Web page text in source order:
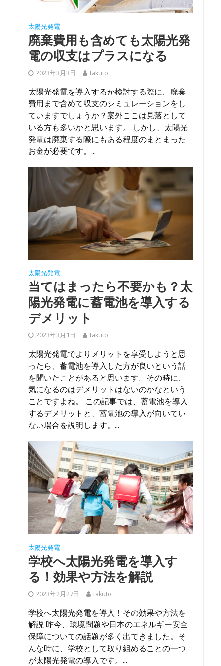
太陽光発電
廃棄費用も含めても太陽光発
電の収支はプラスになる
2023年3月3日 takuto
太陽光発電を導入するか検討する際に、廃棄
費用まで含めて収支のシミュレーションをし
ていますでしょうか？案外ここは見落として
いる方も多いかと思います。 しかし、太陽光
発電は廃棄する際にもある程度のまとまった
お金が必要です。...
太陽光発電
当てはまったら不要かも？太
陽光発電に蓄電池を導入する
デメリット
2023年3月1日 takuto
太陽光発電でよりメリットを享受しようと思
ったら、蓄電池を導入した方が良いという話
を聞いたことがあると思います。その時に、
気になるのはデメリットはないのかなという
ことですよね。 この記事では、蓄電池を導入
するデメリットと、蓄電池の導入が向いてい
ない場合を説明します。...
太陽光発電
学校へ太陽光発電を導入す
る！効果や方法を解説
2023年2月27日 takuto
学校へ太陽光発電を導入！その効果や方法を
解説 昨今、環境問題や日本のエネルギー安全
保障についての話題が多く出てきました。そ
んな時に、学校として取り組めることの一つ
が太陽光発電の導入です。...